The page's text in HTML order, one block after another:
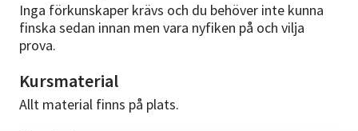
Inga förkunskaper krävs och du behöver inte kunna
finska sedan innan men vara nyfiken på och vilja
prova.
Kursmaterial
Allt material finns på plats.